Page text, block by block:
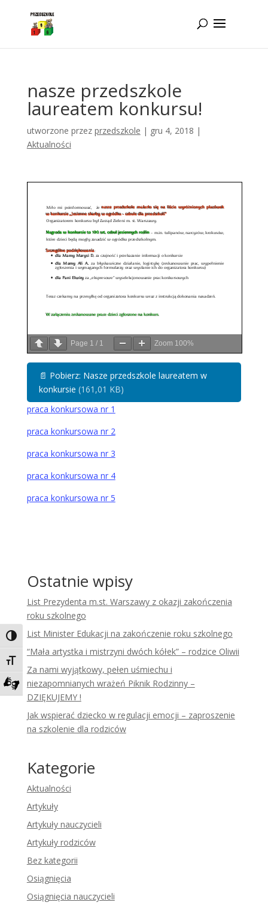
Toggle High Contrast
Toggle Font size
Zadzwoń do tłumacza języka migowego
nasze przedszkole
laureatem konkursu!
utworzone przez przedszkole | gru 4, 2018 |
Aktualności
Page 1 / 1 Zoom 100%
📄 Pobierz: Nasze przedszkole laureatem w
konkursie (161,01 KB)
praca konkursowa nr 1
praca konkursowa nr 2
praca konkursowa nr 3
praca konkursowa nr 4
praca konkursowa nr 5
Ostatnie wpisy
List Prezydenta m.st. Warszawy z okazji zakończenia
roku szkolnego
List Minister Edukacji na zakończenie roku szkolnego
“Mała artystka i mistrzyni dwóch kółek” – rodzice Oliwii
Za nami wyjątkowy, pełen uśmiechu i
niezapomnianych wrażeń Piknik Rodzinny –
DZIĘKUJEMY !
Jak wspierać dziecko w regulacji emocji – zaproszenie
na szkolenie dla rodziców
Kategorie
Aktualności
Artykuły
Artykuły nauczycieli
Artykuły rodziców
Bez kategorii
Osiągnięcia
Osiągnięcia nauczycieli